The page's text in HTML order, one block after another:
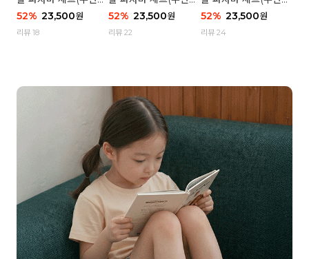
- 04 하트 컨페티
52% 23,500원
리뷰 18
- 03 브리즈 스트라이
52% 23,500원
리뷰 22
- 01 포슬 가든
52% 23,500원
리뷰 24